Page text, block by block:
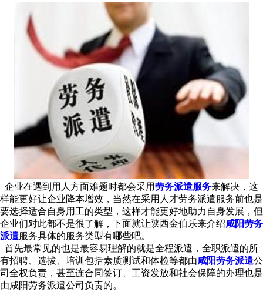
企业在遇到用人方面难题时都会采用劳务派遣服务来解决，这
样能更好让企业降本增效，当然在采用人才劳务派遣服务前也是
要选择适合自身用工的类型，这样才能更好地助力自身发展，但
企业们对此都不是很了解，下面就让陕西金伯乐来介绍咸阳劳务
派遣服务具体的服务类型有哪些吧。
首先最常见的也是最容易理解的就是全程派遣，全职派遣的所
有招聘、选拔、培训包括素质测试和体检等都由咸阳劳务派遣公
司全权负责，甚至连合同签订、工资发放和社会保障的办理也是
由咸阳劳务派遣公司负责的。